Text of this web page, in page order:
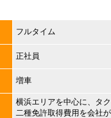
フルタイム
正社員
増車
横浜エリアを中心に、タ
二種免許取得費用を会社